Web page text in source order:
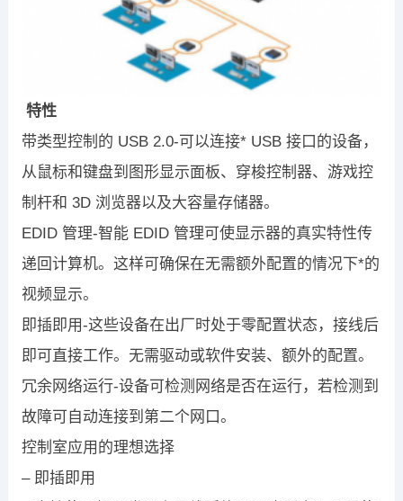
特性
带类型控制的 USB 2.0-可以连接* USB 接口的设备，
从鼠标和键盘到图形显示面板、穿梭控制器、游戏控
制杆和 3D 浏览器以及大容量存储器。
EDID 管理-智能 EDID 管理可使显示器的真实特性传
递回计算机。这样可确保在无需额外配置的情况下*的
视频显示。
即插即用-这些设备在出厂时处于零配置状态，接线后
即可直接工作。无需驱动或软件安装、额外的配置。
冗余网络运行-设备可检测网络是否在运行，若检测到
故障可自动连接到第二个网口。
控制室应用的理想选择
– 即插即用